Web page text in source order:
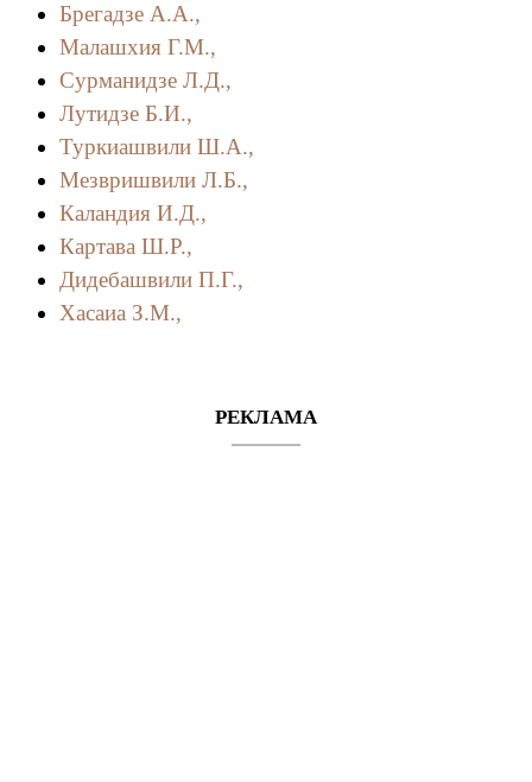
Брегадзе А.А.,
Малашхия Г.М.,
Сурманидзе Л.Д.,
Лутидзе Б.И.,
Туркиашвили Ш.А.,
Мезвришвили Л.Б.,
Каландия И.Д.,
Картава Ш.Р.,
Дидебашвили П.Г.,
Хасаиа З.М.,
РЕКЛАМА